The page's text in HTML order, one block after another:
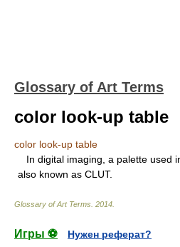
Glossary of Art Terms
color look-up table
color look-up table
In digital imaging, a palette used
also known as CLUT.
Glossary of Art Terms 2014
Игры ⚽
Нужен реферат?